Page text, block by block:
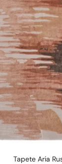
Tapete Aria